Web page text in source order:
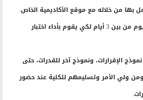
من خلاله مع موقع الأكاديمية الخاص.
ثم يقوم الطالب باختيار يوم من بين 3 أيام لكي يقوم بأداء اختبار
الإقرارات، ونموذج آخر للقدرات، حتى
ولي الأمر وتسليمهم للكلية عند حضور